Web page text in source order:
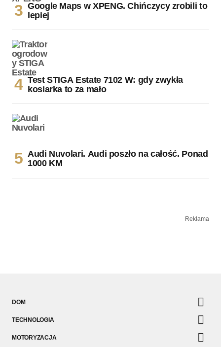
Google Maps w XPENG. Chińczycy zrobili to
lepiej
Test STIGA Estate 7102 W: gdy zwykła
kosiarka to za mało
Audi Nuvolari. Audi poszło na całość. Ponad
1000 KM
Reklama
DOM
TECHNOLOGIA
MOTORYZACJA